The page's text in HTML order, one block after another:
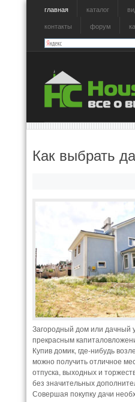
главная каталог
контакты
форум
Как выбрать
Загородный дом или дачный
прекрасным
Купив домик, где-нибудь
можно получить отличное
отпуска, выходных и
без значительных
Совершая покупку дачи